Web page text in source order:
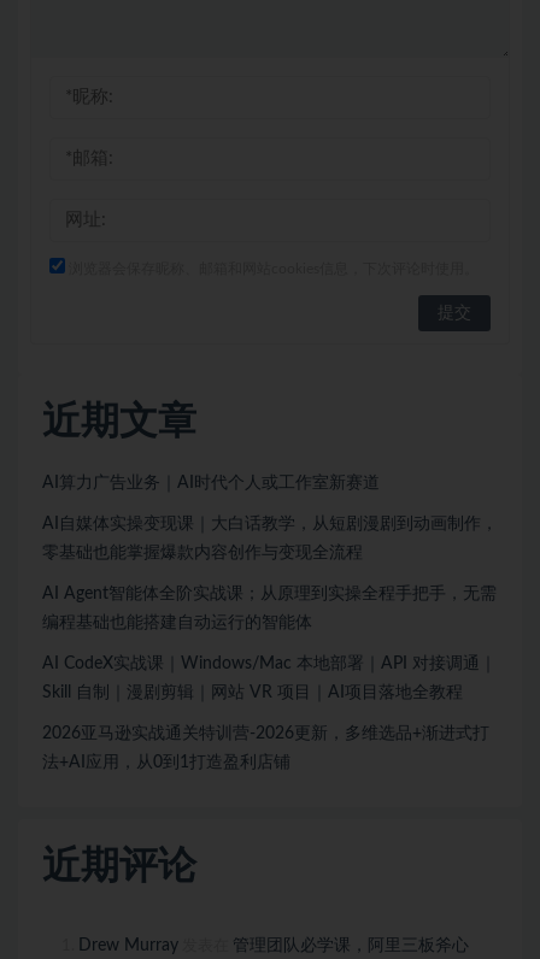
近期文章
AI算力广告业务｜AI时代个人或工作室新赛道
AI自媒体实操变现课｜大白话教学，从短剧漫剧到动画制作，
零基础也能掌握爆款内容创作与变现全流程
AI Agent智能体全阶实战课；从原理到实操全程手把手，无需
编程基础也能搭建自动运行的智能体
AI CodeX实战课｜Windows/Mac 本地部署｜API 对接调通｜
Skill 自制｜漫剧剪辑｜网站 VR 项目｜AI项目落地全教程
2026亚马逊实战通关特训营-2026更新，多维选品+渐进式打
法+AI应用，从0到1打造盈利店铺
近期评论
Drew Murray 管理团队必学课，阿里三板斧心